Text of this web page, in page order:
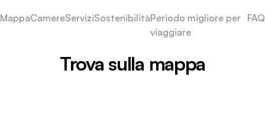
MappaCamereServiziSostenibilitàPeriodo migliore per
viaggiare
FAQ
Trova sulla mappa